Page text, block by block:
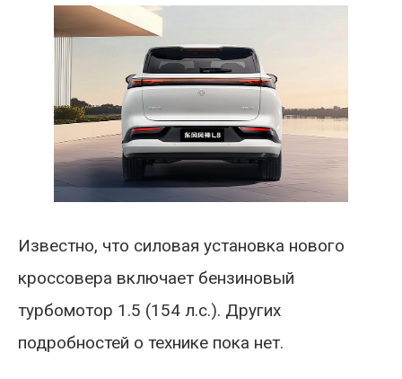
Известно, что силовая установка нового
кроссовера включает бензиновый
турбомотор 1.5 (154 л.с.). Других
подробностей о технике пока нет.